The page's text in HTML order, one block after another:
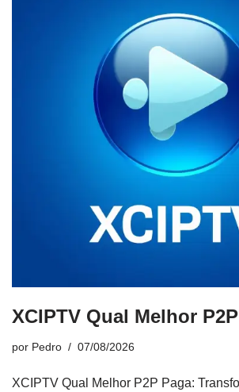
XCIPTV Qual Melhor
por Pedro 07/08/2026
XCIPTV Qual Melhor P2P Paga: